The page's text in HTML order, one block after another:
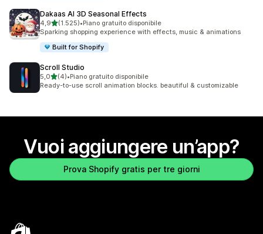
Dakaas AI 3D Seasonal Effects
4,9stelle su 5
(1.525)
1525 recensioni totali
•Piano gratuito disponibile
Sparking shopping experience with effects, music & animations
Built for Shopify
Scroll Studio
5,0stelle su 5
(4)
4 recensioni totali
•Piano gratuito disponibile
Ready-to-use scroll animation blocks. beautiful & customizable
Vuoi aggiungere un’app?
Prova Shopify gratis per tre giorni